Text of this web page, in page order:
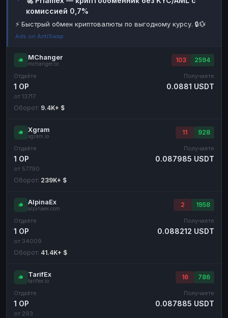
Наличные
Наличные Наличные
комиссией 0,7%
⚡ Быстрый обмен криптовалюты по выгодному курсу. 🔒💱
Ads on AntiSwap
MChanger
mchanger.cc
103 2594
Отдаёте
1 OP
от 13717
Получаете
0.0881 USDT
Оборот: 9.4K+ $
Xgram
xgram.io
11 928
Отдаёте
1 OP
от 57790
Получаете
0.087985 USDT
Оборот: 239K+ $
AlpinaEx
alpinaex.com
2 1958
Отдаёте
1 OP
от 34009
Получаете
0.088212 USDT
Оборот: 41.4K+ $
TarifEx
tarifex.io
16 786
Отдаёте
1 OP
от 293
Получаете
0.087885 USDT